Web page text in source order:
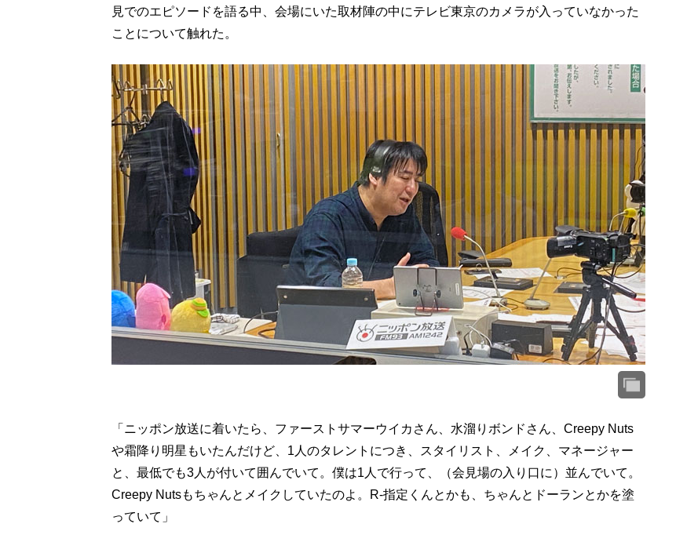
見でのエピソードを語る中、会場にいた取材陣の中にテレビ東京のカメラが入っていなかった
ことについて触れた。
「ニッポン放送に着いたら、ファーストサマーウイカさん、水溜りボンドさん、Creepy Nuts
や霜降り明星もいたんだけど、1人のタレントにつき、スタイリスト、メイク、マネージャー
と、最低でも3人が付いて囲んでいて。僕は1人で行って、（会見場の入り口に）並んでいて。
Creepy Nutsもちゃんとメイクしていたのよ。R-指定くんとかも、ちゃんとドーランとかを塗
っていて」